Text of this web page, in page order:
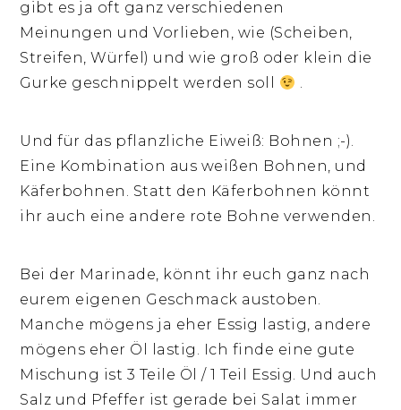
gibt es ja oft ganz verschiedenen
Meinungen und Vorlieben, wie (Scheiben,
Streifen, Würfel) und wie groß oder klein die
Gurke geschnippelt werden soll
.
Und für das pflanzliche Eiweiß: Bohnen ;-).
Eine Kombination aus weißen Bohnen, und
Käferbohnen. Statt den Käferbohnen könnt
ihr auch eine andere rote Bohne verwenden.
Bei der Marinade, könnt ihr euch ganz nach
eurem eigenen Geschmack austoben.
Manche mögens ja eher Essig lastig, andere
mögens eher Öl lastig. Ich finde eine gute
Mischung ist 3 Teile Öl / 1 Teil Essig. Und auch
Salz und Pfeffer ist gerade bei Salat immer